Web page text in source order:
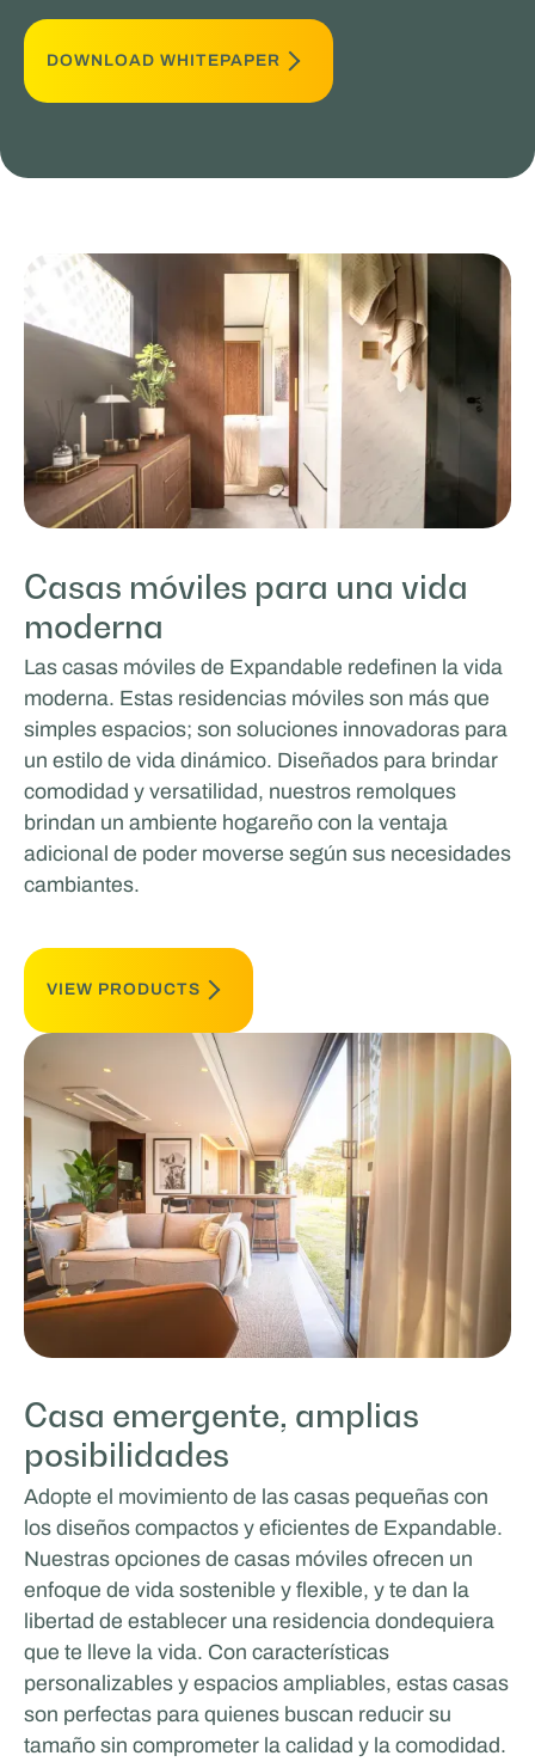
DOWNLOAD WHITEPAPER
Casas móviles para una vida
moderna
Las casas móviles de Expandable redefinen la vida
moderna. Estas residencias móviles son más que
simples espacios; son soluciones innovadoras para
un estilo de vida dinámico. Diseñados para brindar
comodidad y versatilidad, nuestros remolques
brindan un ambiente hogareño con la ventaja
adicional de poder moverse según sus necesidades
cambiantes.
VIEW PRODUCTS
Casa emergente, amplias
posibilidades
Adopte el movimiento de las casas pequeñas con
los diseños compactos y eficientes de Expandable.
Nuestras opciones de casas móviles ofrecen un
enfoque de vida sostenible y flexible, y te dan la
libertad de establecer una residencia dondequiera
que te lleve la vida. Con características
personalizables y espacios ampliables, estas casas
son perfectas para quienes buscan reducir su
tamaño sin comprometer la calidad y la comodidad.